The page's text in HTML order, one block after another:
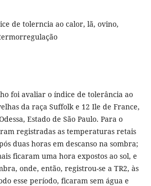
de tolerncia ao calor, lã, ovino,
foi avaliar o índice de tolerância ao
da raça Suffolk e 12 Ile de France,
Estado de São Paulo. Para o
registradas as temperaturas retais
duas horas em descanso na sombra;
ficaram uma hora expostos ao sol, e
onde, então, registrou-se a TR2, às
esse período, ficaram sem água e